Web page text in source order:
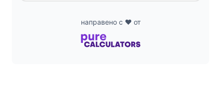
направено с ❤️ от